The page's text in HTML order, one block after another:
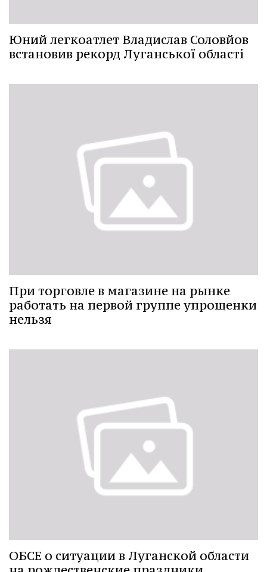
Юний легкоатлет Владислав Соловйов
встановив рекорд Луганської області
При торговле в магазине на рынке
работать на первой группе упрощенки
нельзя
ОБСЕ о ситуации в Луганской области